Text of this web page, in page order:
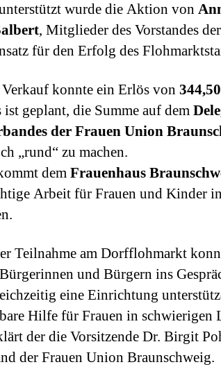
wurde die Aktion von
, Mitglieder des Vorstandes
für den Erfolg des
konnte ein Erlös von
ist geplant, die Summe auf dem
der Frauen Union
„rund“ zu machen.
demFrauenhaus
Arbeit für Frauen und Kinder
Teilnahme am Dorfflohmarkt
und Bürgern ins
eine Einrichtung
Hilfe für Frauen in schwierigen
der die Vorsitzende Dr. Birgit
der Frauen Union Braunschweig.